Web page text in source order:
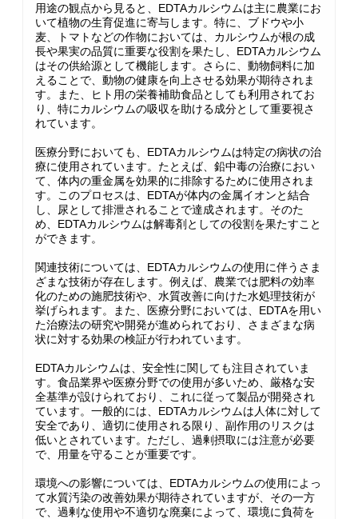
用途の観点から見ると、EDTAカルシウムは主に農業にお
いて植物の生育促進に寄与します。特に、ブドウや小
麦、トマトなどの作物においては、カルシウムが根の成
長や果実の品質に重要な役割を果たし、EDTAカルシウム
はその供給源として機能します。さらに、動物飼料に加
えることで、動物の健康を向上させる効果が期待されま
す。また、ヒト用の栄養補助食品としても利用されてお
り、特にカルシウムの吸収を助ける成分として重要視さ
れています。
医療分野においても、EDTAカルシウムは特定の病状の治
療に使用されています。たとえば、鉛中毒の治療におい
て、体内の重金属を効果的に排除するために使用されま
す。このプロセスは、EDTAが体内の金属イオンと結合
し、尿として排泄されることで達成されます。そのた
め、EDTAカルシウムは解毒剤としての役割を果たすこと
ができます。
関連技術については、EDTAカルシウムの使用に伴うさま
ざまな技術が存在します。例えば、農業では肥料の効率
化のための施肥技術や、水質改善に向けた水処理技術が
挙げられます。また、医療分野においては、EDTAを用い
た治療法の研究や開発が進められており、さまざまな病
状に対する効果の検証が行われています。
EDTAカルシウムは、安全性に関しても注目されていま
す。食品業界や医療分野での使用が多いため、厳格な安
全基準が設けられており、これに従って製品が開発され
ています。一般的には、EDTAカルシウムは人体に対して
安全であり、適切に使用される限り、副作用のリスクは
低いとされています。ただし、過剰摂取には注意が必要
で、用量を守ることが重要です。
環境への影響については、EDTAカルシウムの使用によっ
て水質汚染の改善効果が期待されていますが、その一方
で、過剰な使用や不適切な廃棄によって、環境に負荷を